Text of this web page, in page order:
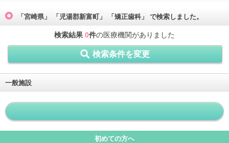
「宮崎県」 「児湯郡新富町」 「矯正歯科」 で検索しました。
検索結果 0件の医療機関がありました
検索条件を変更
一般施設
初めての方へ